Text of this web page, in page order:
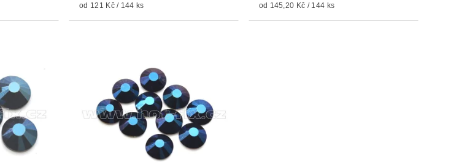
od 121 Kč / 144 ks od 145,20 Kč / 144 ks